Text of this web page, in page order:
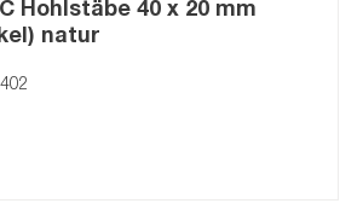
Hohlstäbe 40 x 20 mm
natur